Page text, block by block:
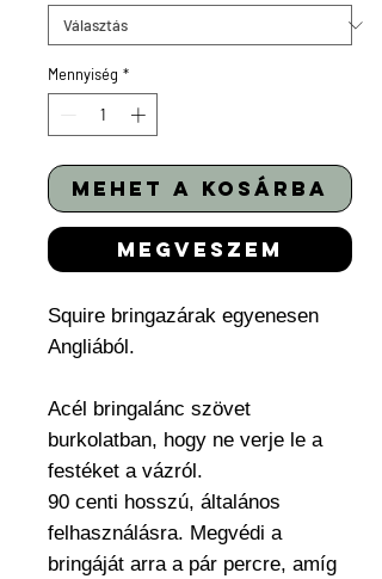
Mennyiség *
mehet a kosárba
megveszem
Squire bringazárak egyenesen
Angliából.
Acél bringalánc szövet
burkolatban, hogy ne verje le a
festéket a vázról.
90 centi hosszú, általános
felhasználásra. Megvédi a
bringáját arra a pár percre, amíg